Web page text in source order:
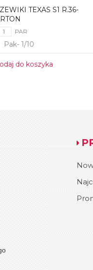
TEXAS S1 R.36-
PAR
Pak- 1/10
do koszyka